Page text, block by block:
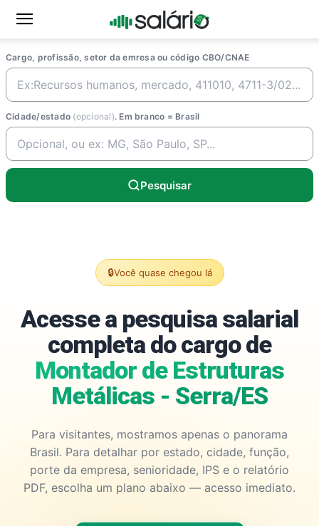
Cargo, profissão, setor da emresa ou código CBO/CNAE
Cidade/estado (opcional). Em branco = Brasil
Pesquisar
🔒Você quase chegou lá
Acesse a pesquisa salarial
completa do cargo de
Montador de Estruturas
Metálicas - Serra/ES
Para visitantes, mostramos apenas o panorama
Brasil. Para detalhar por estado, cidade, função,
porte da empresa, senioridade, IPS e o relatório
PDF, escolha um plano abaixo — acesso imediato.